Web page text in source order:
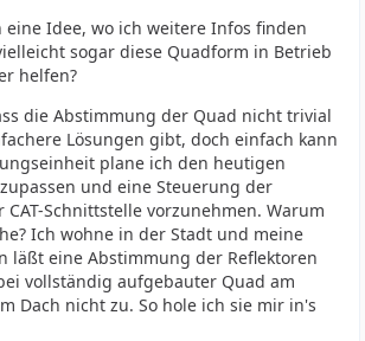
eine Idee, wo ich weitere Infos finden
sogar diese Quadform in Betrieb
helfen?
die Abstimmung der Quad nicht trivial
Lösungen gibt, doch einfach kann
plane ich den heutigen
und eine Steuerung der
Schnittstelle vorzunehmen. Warum
Ich wohne in der Stadt und meine
läßt eine Abstimmung der Reflektoren
vollständig aufgebauter Quad am
Dach nicht zu. So hole ich sie mir in's